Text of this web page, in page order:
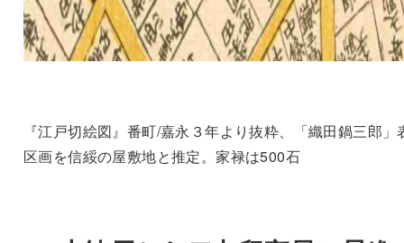
『江戸切絵図』番町/嘉永３年より抜粋、「織田鍋三郎」
区画を信綏の屋敷地と推定。家禄は500石